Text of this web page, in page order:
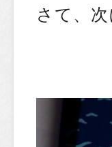
さて、